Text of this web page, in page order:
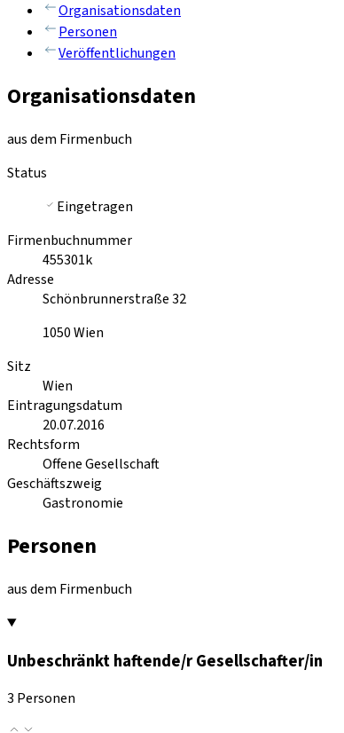
Organisationsdaten
Personen
Veröffentlichungen
Organisationsdaten
aus dem Firmenbuch
Status
Eingetragen
Firmenbuchnummer
455301k
Adresse
Schönbrunnerstraße 32
1050Wien
Sitz
Wien
Eintragungsdatum
20.07.2016
Rechtsform
Offene Gesellschaft
Geschäftszweig
Gastronomie
Personen
aus dem Firmenbuch
Unbeschränkt haftende/r Gesellschafter/in
3 Personen